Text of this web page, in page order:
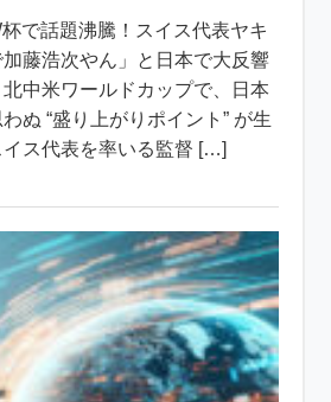
で話題沸騰！スイス代表ヤキ
藤浩次やん」と日本で大反響
中米ワールドカップで、日本
ぬ “盛り上がりポイント” が生
イス代表を率いる監督 […]